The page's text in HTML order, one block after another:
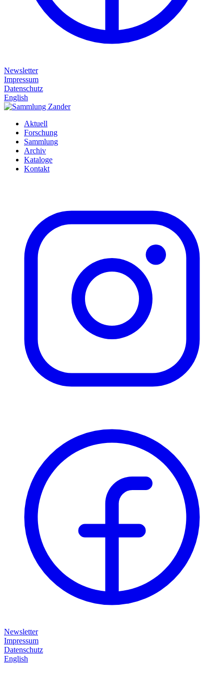
Newsletter
Impressum
Datenschutz
English
Aktuell
Forschung
Sammlung
Archiv
Kataloge
Kontakt
Newsletter
Impressum
Datenschutz
English